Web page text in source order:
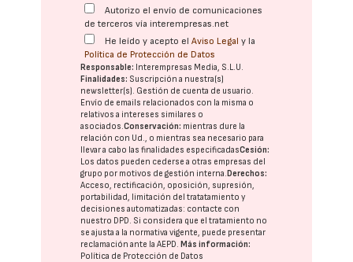
Autorizo el envío de comunicaciones
de terceros vía interempresas.net
He leído y acepto elAviso Legal y la
Política de Protección de Datos
Responsable: Interempresas Media, S.L.U.
Finalidades: Suscripción a nuestra(s)
newsletter(s). Gestión de cuenta de usuario.
Envío de emails relacionados con la misma o
relativos a intereses similares o
asociados.Conservación: mientras dure la
relación con Ud., o mientras sea necesario para
llevar a cabo las finalidades especificadasCesión:
Los datos pueden cederse a otras empresas del
grupo por motivos de gestión interna.Derechos:
Acceso, rectificación, oposición, supresión,
portabilidad, limitación del tratatamiento y
decisiones automatizadas: contacte con
nuestro DPD. Si considera que el tratamiento no
se ajusta a la normativa vigente, puede presentar
reclamación ante laAEPD.Más información:
Política de Protección de Datos